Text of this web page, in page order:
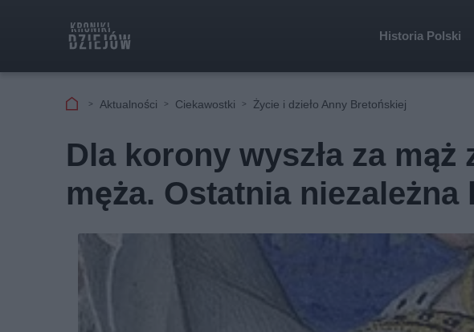
Historia Polski
Aktualności Ciekawostki Życie i dzieło Anny Bretońskiej
Dla korony wyszła za
męża. Ostatnia